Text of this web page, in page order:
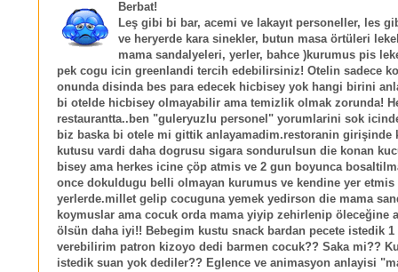
Berbat!
Leş gibi bi bar, acemi ve lakayıt personeller, les
ve heryerde kara sinekler, butun masa örtüleri
mama sandalyeleri, yerler, bahce )kurumus pis
pek cogu icin greenlandi tercih edebilirsiniz! Otelin sadece
onunda disinda bes para edecek hicbisey yok hangi birini
bi otelde hicbisey olmayabilir ama temizlik olmak zorunda!
restaurantta..ben "guleryuzlu personel" yorumlarini sok
biz baska bi otele mi gittik anlayamadim.restoranin girişinde
kutusu vardi daha dogrusu sigara sondurulsun die konan
bisey ama herkes icine çöp atmis ve 2 gun boyunca
once dokuldugu belli olmayan kurumus ve kendine yer etmis
yerlerde.millet gelip cocuguna yemek yedirson die mama
koymuslar ama cocuk orda mama yiyip zehirlenip öleceğine
ölsün daha iyi!! Bebegim kustu snack bardan pecete istedik 1
verebilirim patron kizoyo dedi barmen cocuk?? Saka mi??
istedik suan yok dediler?? Eglence ve animasyon anlayisi